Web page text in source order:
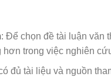
: Để chọn đề tài luận văn
trong việc nghiên
đủ tài liệu và nguồn